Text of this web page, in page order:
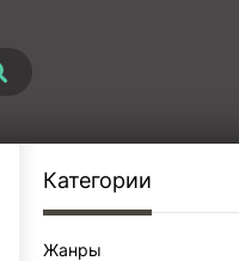
Категории
Жанры